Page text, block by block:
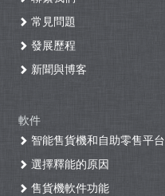
常見問題
發展歷程
新聞與博客
軟件
智能售貨機和自助零售平台
選擇釋能的原因
售貨機軟件功能